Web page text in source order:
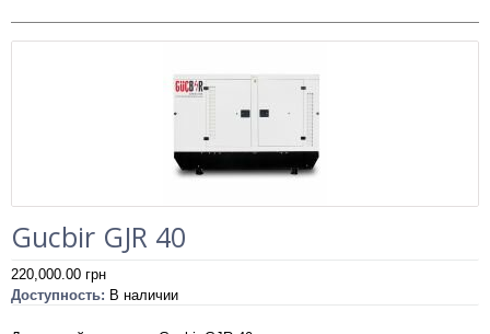
Gucbir GJR 40
220,000.00 грн
Доступность: В наличии